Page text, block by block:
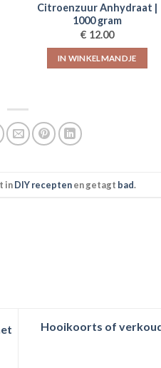
Citroenzuur Anhydraat |
1000 gram
€ 12.00
IN WINKELMANDJE
inDIY receptenen getagt bad.
Hooikoorts of